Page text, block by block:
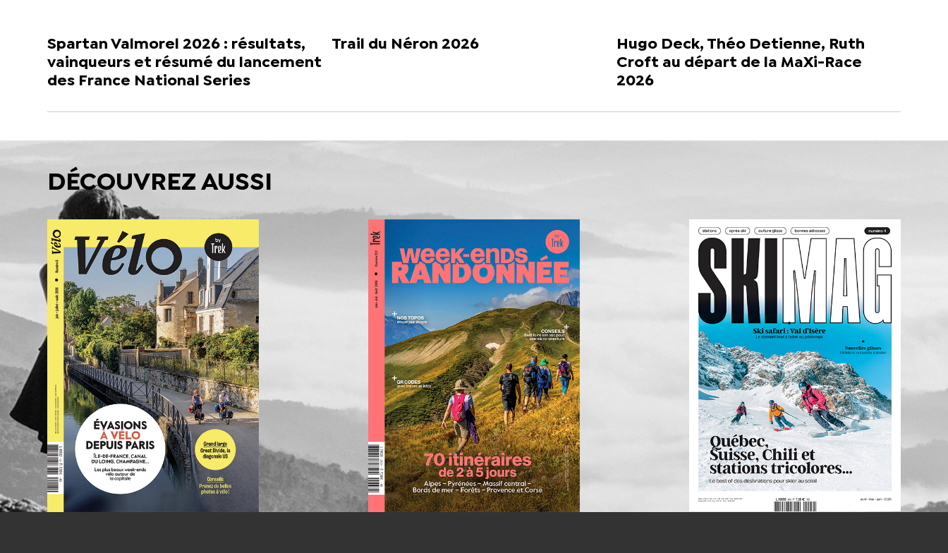
Spartan Valmorel 2026 : résultats,
vainqueurs et résumé du lancement
des France National Series
Trail du Néron 2026
Hugo Deck, Théo Detienne, Ruth
Croft au départ de la MaXi-Race
2026
DÉCOUVREZ AUSSI